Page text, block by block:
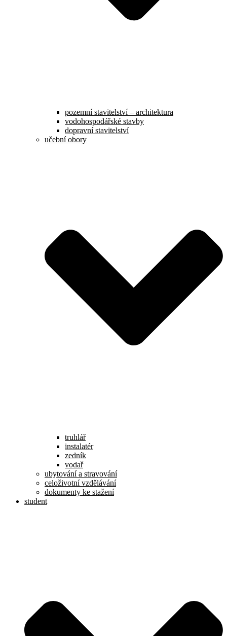
pozemní stavitelství – architektura
vodohospodářské stavby
dopravní stavitelství
učební obory
truhlář
instalatér
zedník
vodař
ubytování a stravování
celoživotní vzdělávání
dokumenty ke stažení
student